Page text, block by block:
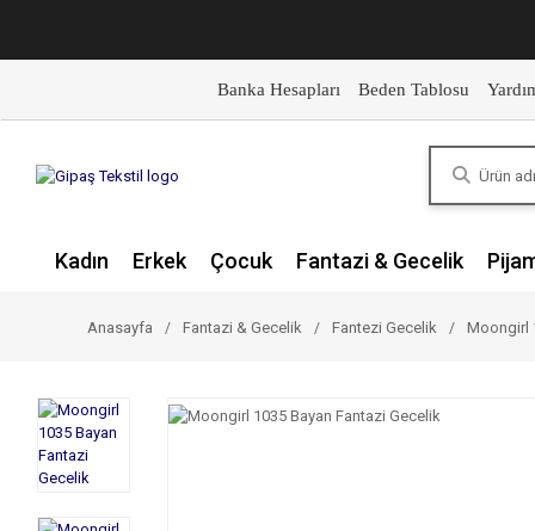
Banka Hesapları Beden Tablosu
Kadın Erkek Çocuk Fantazi & Gecelik
Anasayfa Fantazi & Gecelik Fantezi Gecelik Moongirl